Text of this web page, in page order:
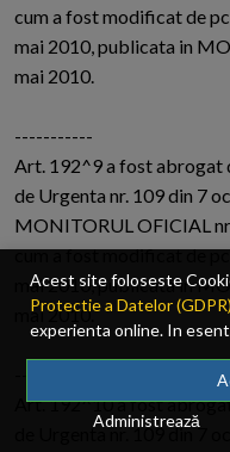
Acest site foloseste
Protectie a Datelor (GDPR)
experienta online. In
imbunatatim continutul
experienta online
folosite doar de site-ul
AICIpentru detalii
Administrează
cum a fost modificat de
mai 2010, publicata in
mai 2010.
-----------
Art. 192^9 a fost abrogat
de Urgenta nr. 109 din 7
MONITORUL OFICIAL
cum a fost modificat de
mai 2010, publicata in
mai 2010.
Art. 192^10 a fost
de Urgenta nr. 109 din 7